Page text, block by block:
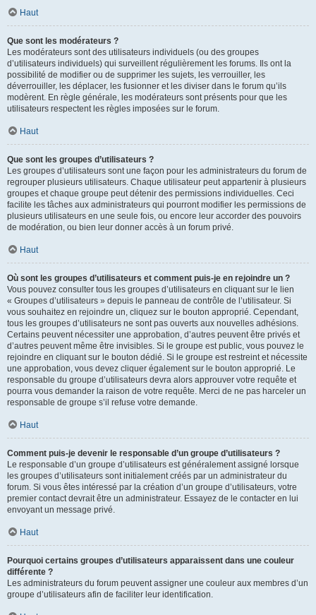
Haut
Que sont les modérateurs ?
Les modérateurs sont des utilisateurs individuels (ou des groupes
d’utilisateurs individuels) qui surveillent régulièrement les forums. Ils ont la
possibilité de modifier ou de supprimer les sujets, les verrouiller, les
déverrouiller, les déplacer, les fusionner et les diviser dans le forum qu’ils
modèrent. En règle générale, les modérateurs sont présents pour que les
utilisateurs respectent les règles imposées sur le forum.
Haut
Que sont les groupes d’utilisateurs ?
Les groupes d’utilisateurs sont une façon pour les administrateurs du forum de
regrouper plusieurs utilisateurs. Chaque utilisateur peut appartenir à plusieurs
groupes et chaque groupe peut détenir des permissions individuelles. Ceci
facilite les tâches aux administrateurs qui pourront modifier les permissions de
plusieurs utilisateurs en une seule fois, ou encore leur accorder des pouvoirs
de modération, ou bien leur donner accès à un forum privé.
Haut
Où sont les groupes d’utilisateurs et comment puis-je en rejoindre un ?
Vous pouvez consulter tous les groupes d’utilisateurs en cliquant sur le lien
« Groupes d’utilisateurs » depuis le panneau de contrôle de l’utilisateur. Si
vous souhaitez en rejoindre un, cliquez sur le bouton approprié. Cependant,
tous les groupes d’utilisateurs ne sont pas ouverts aux nouvelles adhésions.
Certains peuvent nécessiter une approbation, d’autres peuvent être privés et
d’autres peuvent même être invisibles. Si le groupe est public, vous pouvez le
rejoindre en cliquant sur le bouton dédié. Si le groupe est restreint et nécessite
une approbation, vous devez cliquer également sur le bouton approprié. Le
responsable du groupe d’utilisateurs devra alors approuver votre requête et
pourra vous demander la raison de votre requête. Merci de ne pas harceler un
responsable de groupe s’il refuse votre demande.
Haut
Comment puis-je devenir le responsable d’un groupe d’utilisateurs ?
Le responsable d’un groupe d’utilisateurs est généralement assigné lorsque
les groupes d’utilisateurs sont initialement créés par un administrateur du
forum. Si vous êtes intéressé par la création d’un groupe d’utilisateurs, votre
premier contact devrait être un administrateur. Essayez de le contacter en lui
envoyant un message privé.
Haut
Pourquoi certains groupes d’utilisateurs apparaissent dans une couleur
différente ?
Les administrateurs du forum peuvent assigner une couleur aux membres d’un
groupe d’utilisateurs afin de faciliter leur identification.